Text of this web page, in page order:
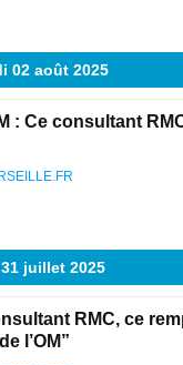
02 août 2025
: Ce consultant
juillet 2025
RMC, ce
l’OM”